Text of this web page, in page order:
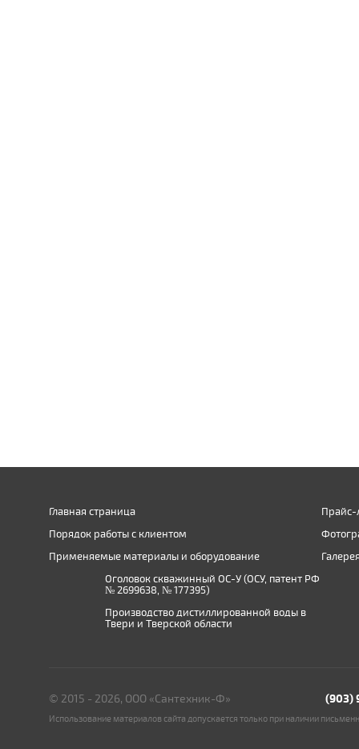
Главная страница
Порядок работы с клиентом
Применяемые материалы и оборудование
Прайс-
Оголовок скважинный ОС-У (ОСУ, патент РФ
№ 2699638, № 177395)
Производство дистиллированной воды в
Твери и Тверской области
© 2015 - 2026, ООО «Сантехник-Ф» (903)
Использование материалов сайта допускается только при наличии